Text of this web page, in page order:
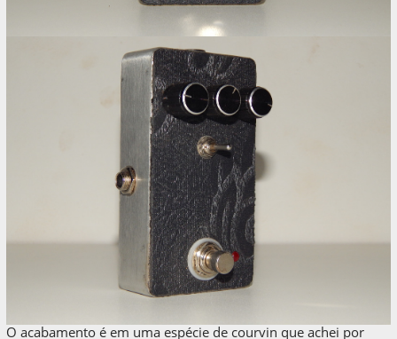
O acabamento é em uma espécie de courvin que achei por